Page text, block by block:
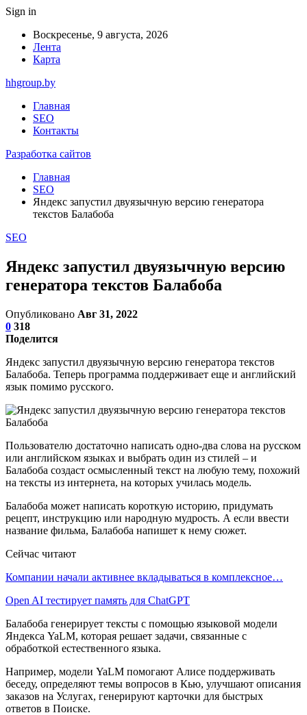
Sign in
Воскресенье, 9 августа, 2026
Лента
Карта
hhgroup.by
Главная
SEO
Контакты
Разработка сайтов
Главная
SEO
Яндекс запустил двуязычную версию генератора
текстов Балабоба
SEO
Яндекс запустил двуязычную версию
генератора текстов Балабоба
Опубликовано Авг 31, 2022
0 318
Поделится
Яндекс запустил двуязычную версию генератора текстов
Балабоба. Теперь программа поддерживает еще и английский
язык помимо русского.
Пользователю достаточно написать одно-два слова на русском
или английском языках и выбрать один из стилей – и
Балабоба создаст осмысленный текст на любую тему, похожий
на тексты из интернета, на которых училась модель.
Балабоба может написать короткую историю, придумать
рецепт, инструкцию или народную мудрость. А если ввести
название фильма, Балабоба напишет к нему сюжет.
Сейчас читают
Компании начали активнее вкладываться в комплексное…
Open AI тестирует память для ChatGPT
Балабоба генерирует тексты с помощью языковой модели
Яндекса YaLM, которая решает задачи, связанные с
обработкой естественного языка.
Например, модели YaLM помогают Алисе поддерживать
беседу, определяют темы вопросов в Кью, улучшают описания
заказов на Услугах, генерируют карточки для быстрых
ответов в Поиске.